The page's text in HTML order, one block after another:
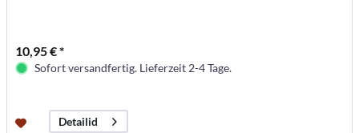
10,95 € *
Sofort versandfertig. Lieferzeit 2-4 Tage.
Detailid